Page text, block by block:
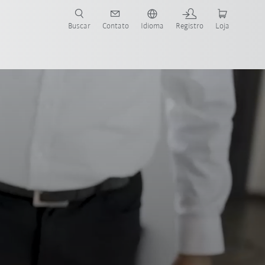
Buscar Contato Idioma Registro Loja